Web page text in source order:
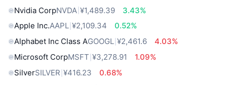
Nvidia CorpNVDA ¥1,489.39
3.43%
Apple Inc.AAPL ¥2,109.34
0.52%
Alphabet Inc Class AGOOGL ¥2,461.6
4.03%
Microsoft CorpMSFT ¥3,278.91
1.09%
SilverSILVER ¥416.23
0.68%